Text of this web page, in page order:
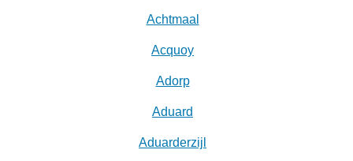
Achtmaal
Acquoy
Adorp
Aduard
Aduarderzijl